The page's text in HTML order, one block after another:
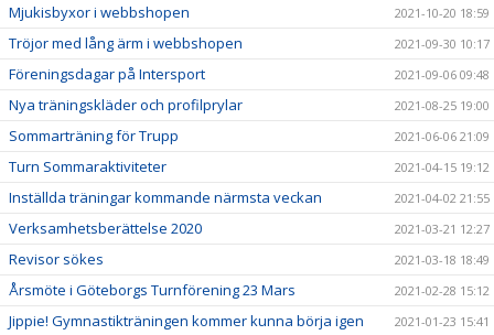
Mjukisbyxor i webbshopen 2021-10-20 18:59
Tröjor med lång ärm i webbshopen 2021-09-30 10:17
Föreningsdagar på Intersport 2021-09-06 09:48
Nya träningskläder och profilprylar 2021-08-25 19:00
Sommarträning för Trupp 2021-06-06 21:09
Turn Sommaraktiviteter 2021-04-15 19:12
Inställda träningar kommande närmsta veckan 2021-04-02 21:55
Verksamhetsberättelse 2020 2021-03-21 12:27
Revisor sökes 2021-03-18 18:49
Årsmöte i Göteborgs Turnförening 23 Mars 2021-02-28 15:12
Jippie! Gymnastikträningen kommer kunna börja igen
2021-01-23 15:41